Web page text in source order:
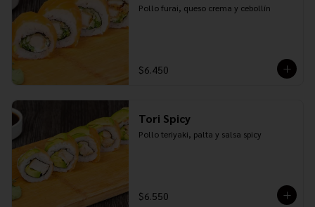
Pollo furai, queso crema y cebollín
$6.450
Tori Spicy
Pollo teriyaki, palta y salsa spicy
$6.550